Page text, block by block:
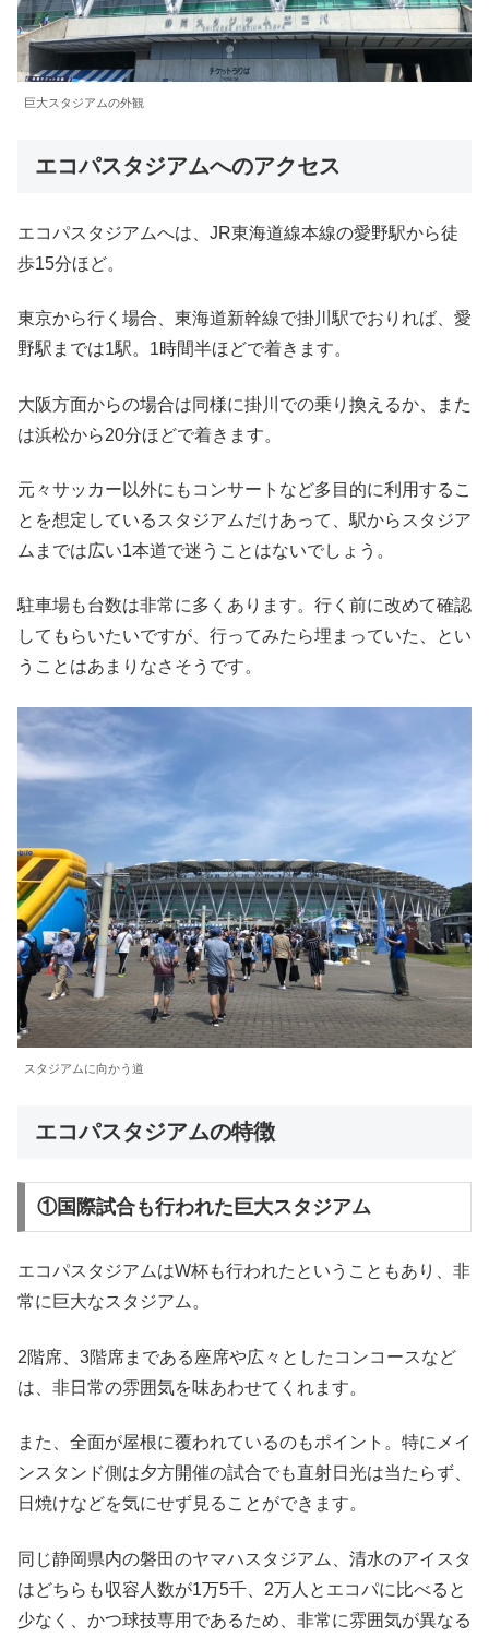
巨大スタジアムの外観
エコパスタジアムへのアクセス
エコパスタジアムへは、JR東海道線本線の愛野駅から徒
歩15分ほど。
東京から行く場合、東海道新幹線で掛川駅でおりれば、愛
野駅までは1駅。1時間半ほどで着きます。
大阪方面からの場合は同様に掛川での乗り換えるか、また
は浜松から20分ほどで着きます。
元々サッカー以外にもコンサートなど多目的に利用するこ
とを想定しているスタジアムだけあって、駅からスタジア
ムまでは広い1本道で迷うことはないでしょう。
駐車場も台数は非常に多くあります。行く前に改めて確認
してもらいたいですが、行ってみたら埋まっていた、とい
うことはあまりなさそうです。
スタジアムに向かう道
エコパスタジアムの特徴
①国際試合も行われた巨大スタジアム
エコパスタジアムはW杯も行われたということもあり、非
常に巨大なスタジアム。
2階席、3階席まである座席や広々としたコンコースなど
は、非日常の雰囲気を味あわせてくれます。
また、全面が屋根に覆われているのもポイント。特にメイ
ンスタンド側は夕方開催の試合でも直射日光は当たらず、
日焼けなどを気にせず見ることができます。
同じ静岡県内の磐田のヤマハスタジアム、清水のアイスタ
はどちらも収容人数が1万5千、2万人とエコパに比べると
少なく、かつ球技専用であるため、非常に雰囲気が異なる